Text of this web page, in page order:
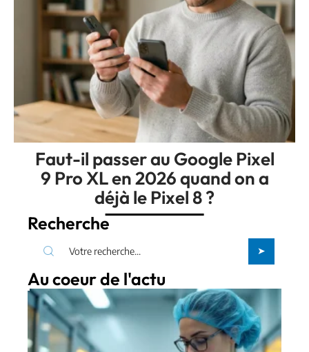
Faut-il passer au Google Pixel
9 Pro XL en 2026 quand on a
déjà le Pixel 8 ?
Recherche
Au coeur de l'actu